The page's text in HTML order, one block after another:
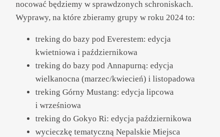
nocować będziemy w sprawdzonych schroniskach.
Wyprawy, na które zbieramy grupy w roku 2024 to:
treking do bazy pod Everestem: edycja
kwietniowa i październikowa
treking do bazy pod Annapurną: edycja
wielkanocna (marzec/kwiecień) i listopadowa
treking Górny Mustang: edycja lipcowa
i wrześniowa
treking do Gokyo Ri: edycja październikowa
wycieczkę tematyczną Nepalskie Miejsca